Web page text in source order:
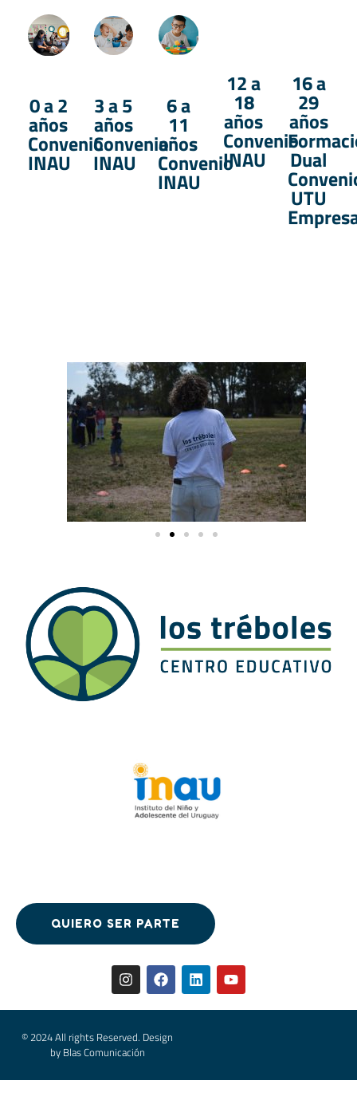
0 a 2
años
Convenio
INAU
3 a 5
años
Convenio
INAU
6 a
11
años
Convenio
INAU
12 a
18
años
Convenio
INAU
16 a
29
años
Dual
UTU
QUIERO SER PARTE
QUIERO SER PARTE
© 2024 All rights Reserved. Design
by Blas Comunicación